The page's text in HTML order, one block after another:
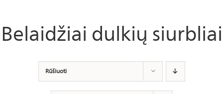
Belaidžiai dulkių siurbliai
Rūšiuoti